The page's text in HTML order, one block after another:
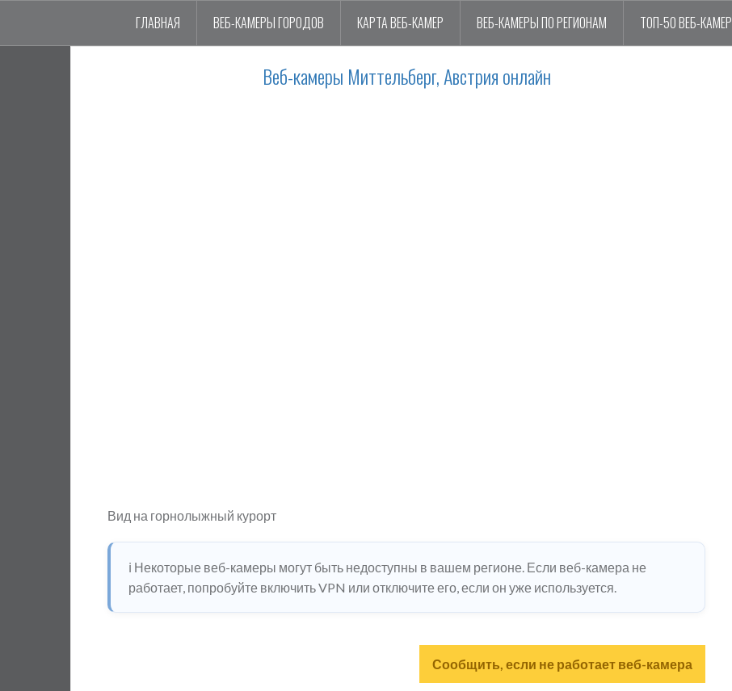
ГЛАВНАЯ ВЕБ-КАМЕРЫ ГОРОДОВ КАРТА ВЕБ-КАМЕР ВЕБ-КАМЕРЫ ПО РЕГИОНАМ ТОП-50 ВЕБ-КАМЕР
Веб-камеры Миттельберг, Австрия онлайн
Вид на горнолыжный курорт
ℹ️ Некоторые веб-камеры могут быть недоступны в вашем регионе. Если веб-камера не
работает, попробуйте включить VPN или отключите его, если он уже используется.
Сообщить, если не работает веб-камера